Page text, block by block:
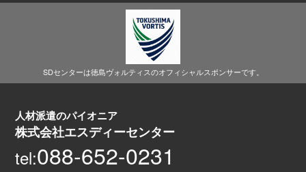
SDセンターは徳島ヴォルティスのオフィシャルスポンサーです。
人材派遣のパイオニア
株式会社エスディーセンター
tel:088-652-0231